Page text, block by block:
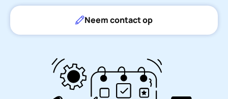
Neem contact op